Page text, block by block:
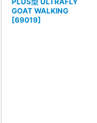
GOAT WALKING
[69019]